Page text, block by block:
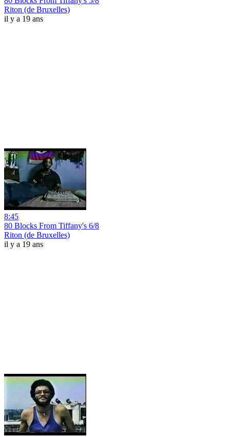
Riton (de Bruxelles)
il y a 19 ans
8:45
80 Blocks From Tiffany's 6/8
Riton (de Bruxelles)
il y a 19 ans